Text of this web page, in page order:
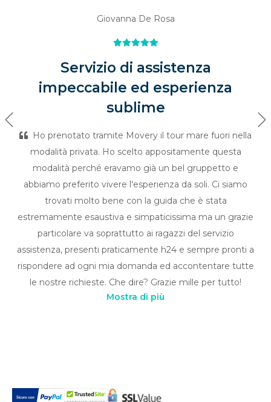
Giovanna De Rosa
Servizio di assistenza
impeccabile ed esperienza
sublime
Ho prenotato tramite Movery il tour mare fuori nella
modalità privata. Ho scelto appositamente questa
modalità perché eravamo già un bel gruppetto e
abbiamo preferito vivere l'esperienza da soli. Ci siamo
trovati molto bene con la guida che è stata
estremamente esaustiva e simpaticissima ma un grazie
particolare va soprattutto ai ragazzi del servizio
assistenza, presenti praticamente h24 e sempre pronti a
rispondere ad ogni mia domanda ed accontentare tutte
le nostre richieste. Che dire? Grazie mille per tutto!
Previous
Mostra di più